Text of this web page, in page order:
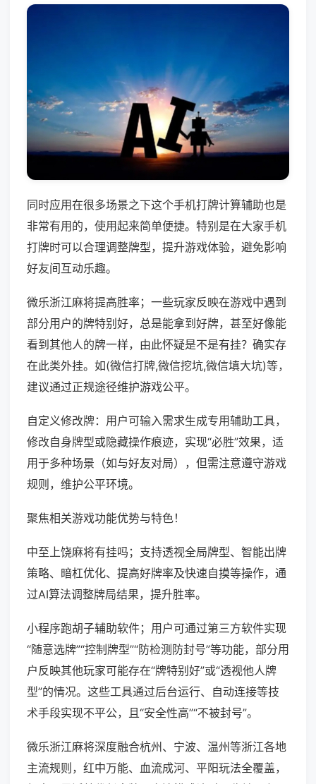
同时应用在很多场景之下这个手机打牌计算辅助也是
非常有用的，使用起来简单便捷。特别是在大家手机
打牌时可以合理调整牌型，提升游戏体验，避免影响
好友间互动乐趣。
微乐浙江麻将提高胜率；一些玩家反映在游戏中遇到
部分用户的牌特别好，总是能拿到好牌，甚至好像能
看到其他人的牌一样，由此怀疑是不是有挂？确实存
在此类外挂。如(微信打牌,微信挖坑,微信填大坑)等，
建议通过正规途径维护游戏公平。
自定义修改牌：用户可输入需求生成专用辅助工具，
修改自身牌型或隐藏操作痕迹，实现“必胜”效果，适
用于多种场景（如与好友对局），但需注意遵守游戏
规则，维护公平环境。
聚焦相关游戏功能优势与特色！
中至上饶麻将有挂吗；支持透视全局牌型、智能出牌
策略、暗杠优化、提高好牌率及快速自摸等操作，通
过AI算法调整牌局结果，提升胜率。
小程序跑胡子辅助软件；用户可通过第三方软件实现
“随意选牌”“控制牌型”“防检测防封号”等功能，部分用
户反映其他玩家可能存在“牌特别好”或“透视他人牌
型”的情况。这些工具通过后台运行、自动连接等技
术手段实现不平公，且“安全性高”“不被封号”。
微乐浙江麻将深度融合杭州、宁波、温州等浙江各地
主流规则，红中万能、血流成河、平阳玩法全覆盖，